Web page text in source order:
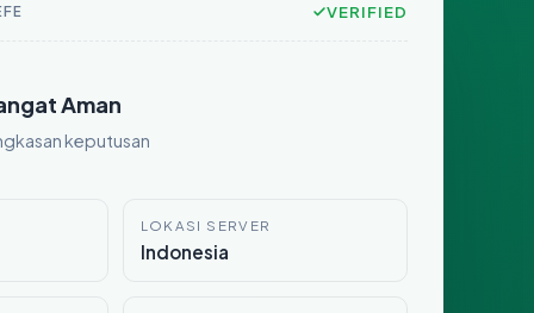
VERIFIED
Aman
keputusan
LOKASI SERVER
Indonesia